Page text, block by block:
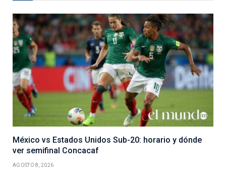
México vs Estados Unidos Sub-20: horario y dónde
ver semifinal Concacaf
AGOSTO 8, 2026